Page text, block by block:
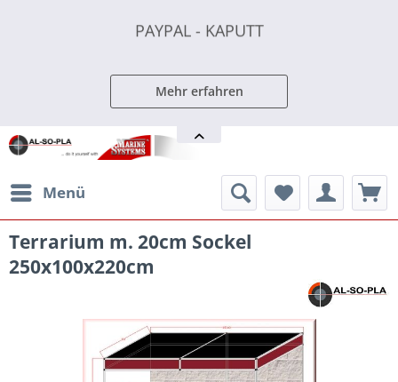
PAYPAL - KAPUTT
Mehr erfahren
Menü
Terrarium m. 20cm Sockel
250x100x220cm